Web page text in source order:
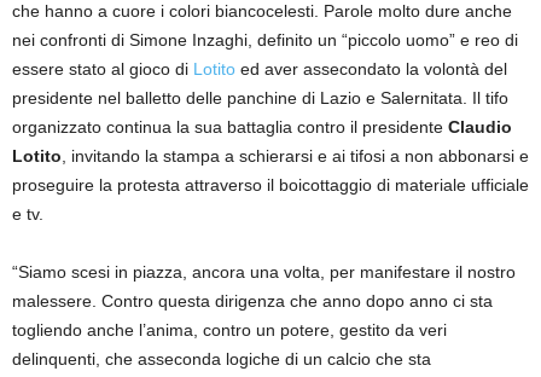
che hanno a cuore i colori biancocelesti. Parole molto dure anche
nei confronti di Simone Inzaghi, definito un “piccolo uomo” e reo di
essere stato al gioco di Lotito ed aver assecondato la volontà del
presidente nel balletto delle panchine di Lazio e Salernitata. Il tifo
organizzato continua la sua battaglia contro il presidente Claudio
Lotito, invitando la stampa a schierarsi e ai tifosi a non abbonarsi e
proseguire la protesta attraverso il boicottaggio di materiale ufficiale
e tv.
“Siamo scesi in piazza, ancora una volta, per manifestare il nostro
malessere. Contro questa dirigenza che anno dopo anno ci sta
togliendo anche l’anima, contro un potere, gestito da veri
delinquenti, che asseconda logiche di un calcio che sta